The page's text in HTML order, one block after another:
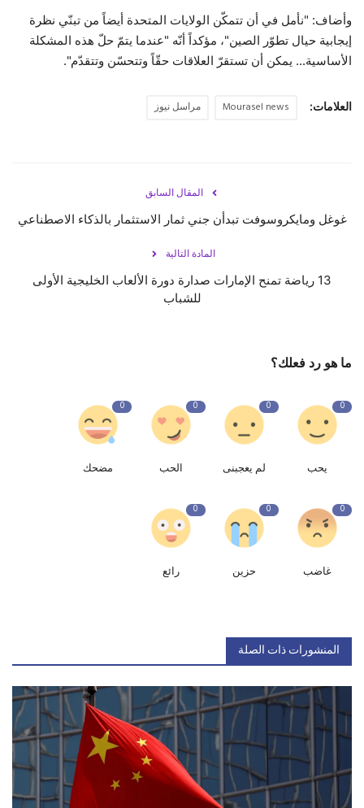
وأضاف: "نأمل في أن تتمكّن الولايات المتحدة أيضاً من تبنّي نظرة
إيجابية حيال تطوّر الصين"، مؤكداً أنّه "عندما يتمّ حلّ هذه المشكلة
الأساسية... يمكن أن تستقرّ العلاقات حقّاً وتتحسّن وتتقدّم".
العلامات: Mourasel news مراسل نيوز
المقال السابق
غوغل ومايكروسوفت تبدأن جني ثمار الاستثمار بالذكاء الاصطناعي
المادة التالية
13 رياضة تمنح الإمارات صدارة دورة الألعاب الخليجية الأولى
للشباب
ما هو رد فعلك؟
0
يحب
0
لم يعجبنى
0
الحب
0
مضحك
0
غاضب
0
حزين
0
رائع
المنشورات ذات الصلة